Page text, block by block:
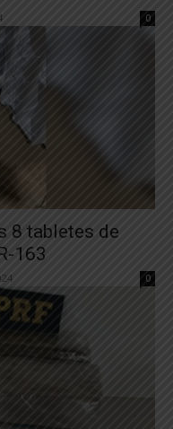
0
8 tabletes de
163
0